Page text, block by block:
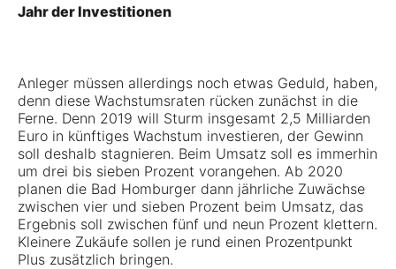
Jahr der Investitionen
Anleger müssen allerdings noch etwas Geduld, haben,
denn diese Wachstumsraten rücken zunächst in die
Ferne. Denn 2019 will Sturm insgesamt 2,5 Milliarden
Euro in künftiges Wachstum investieren, der Gewinn
soll deshalb stagnieren. Beim Umsatz soll es immerhin
um drei bis sieben Prozent vorangehen. Ab 2020
planen die Bad Homburger dann jährliche Zuwächse
zwischen vier und sieben Prozent beim Umsatz, das
Ergebnis soll zwischen fünf und neun Prozent klettern.
Kleinere Zukäufe sollen je rund einen Prozentpunkt
Plus zusätzlich bringen.